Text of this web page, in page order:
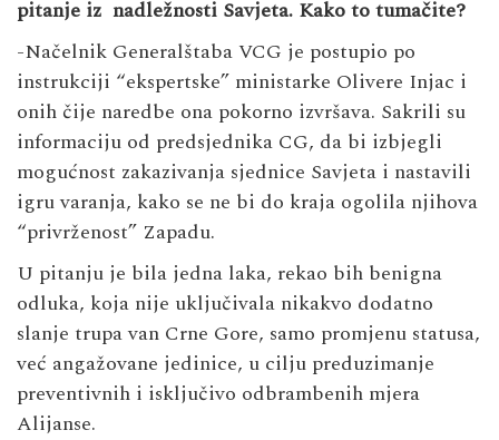
pitanje iz nadležnosti Savjeta. Kako to tumačite?
-Načelnik Generalštaba VCG je postupio po
instrukciji “ekspertske” ministarke Olivere Injac i
onih čije naredbe ona pokorno izvršava. Sakrili su
informaciju od predsjednika CG, da bi izbjegli
mogućnost zakazivanja sjednice Savjeta i nastavili
igru varanja, kako se ne bi do kraja ogolila njihova
“privrženost” Zapadu.
U pitanju je bila jedna laka, rekao bih benigna
odluka, koja nije uključivala nikakvo dodatno
slanje trupa van Crne Gore, samo promjenu statusa,
već angažovane jedinice, u cilju preduzimanje
preventivnih i isključivo odbrambenih mjera
Alijanse.